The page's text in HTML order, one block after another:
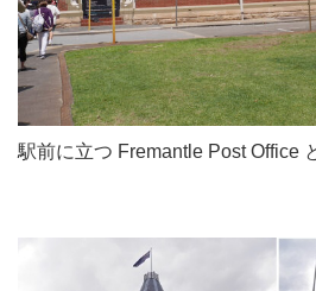
駅前に立つ Fremantle Post Office